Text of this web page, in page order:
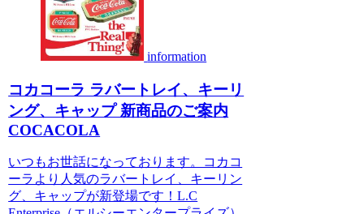
information
コカコーラ ラバートレイ、キーリ
ング、キャップ 新商品のご案内
COCACOLA
いつもお世話になっております。コカコ
ーラより人気のラバートレイ、キーリン
グ、キャップが新登場です！L.C